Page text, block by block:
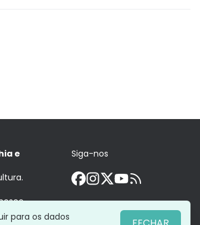
e
Siga-nos
para os dados